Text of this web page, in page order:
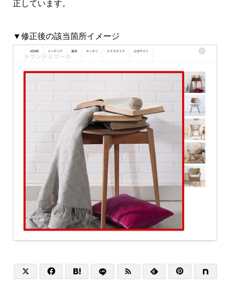
正しています。
▼修正後の該当箇所イメージ
     